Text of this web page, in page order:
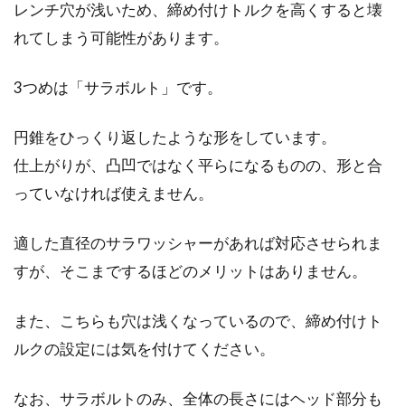
レンチ穴が浅いため、締め付けトルクを高くすると壊
れてしまう可能性があります。
3つめは「サラボルト」です。
円錐をひっくり返したような形をしています。
仕上がりが、凸凹ではなく平らになるものの、形と合
っていなければ使えません。
適した直径のサラワッシャーがあれば対応させられま
すが、そこまでするほどのメリットはありません。
また、こちらも穴は浅くなっているので、締め付けト
ルクの設定には気を付けてください。
なお、サラボルトのみ、全体の長さにはヘッド部分も